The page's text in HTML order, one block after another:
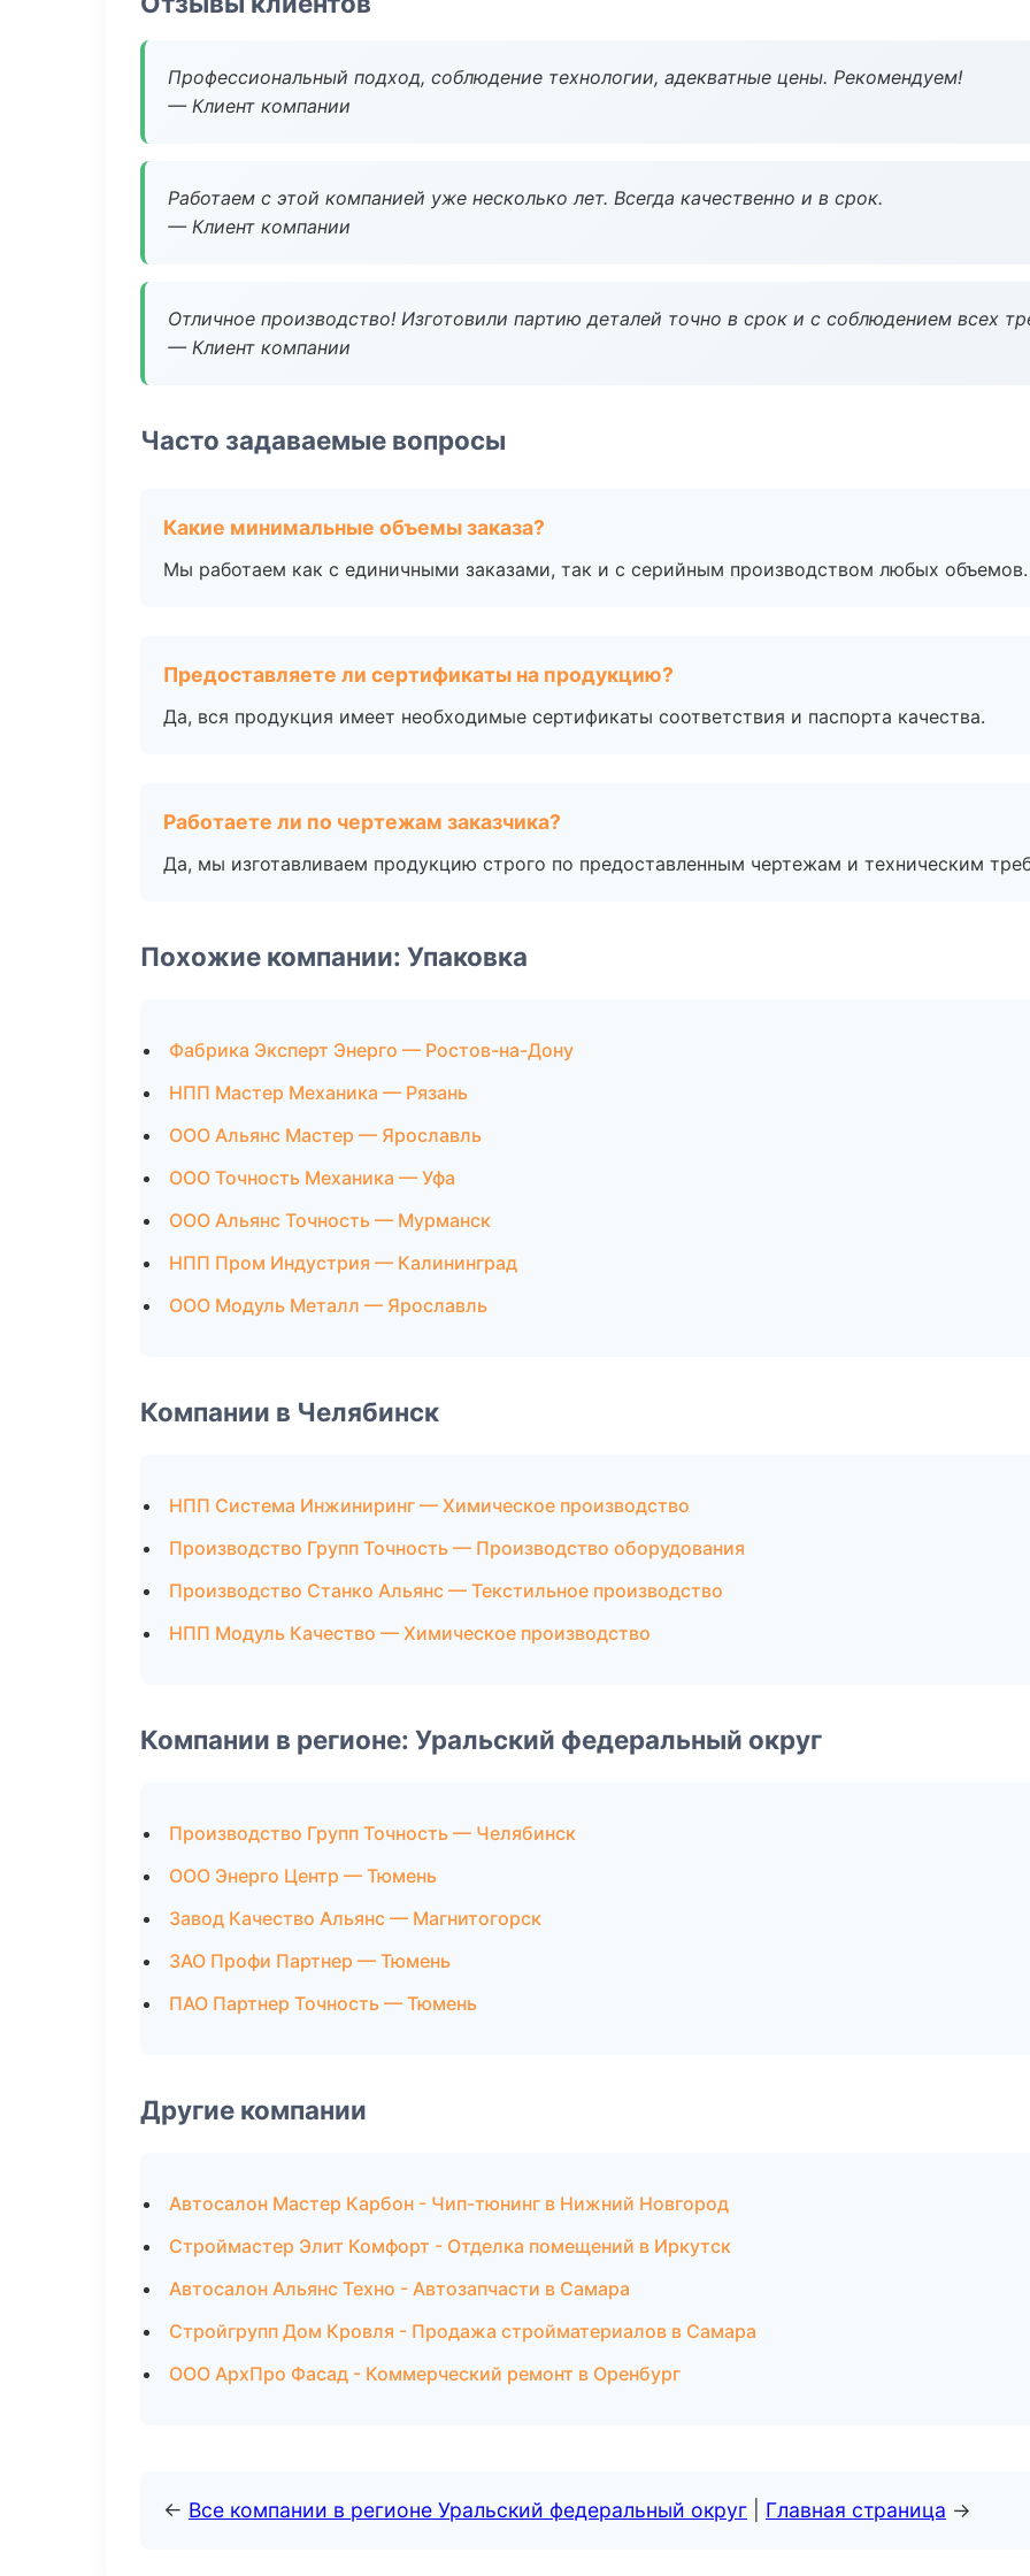
Профессиональный подход, соблюдение технологии, адекватные цены. Рекомендуем!
— Клиент компании
Работаем с этой компанией уже несколько лет. Всегда качественно и в срок.
— Клиент компании
Отличное производство! Изготовили партию деталей точно в срок и с соблюдением всех
— Клиент компании
Часто задаваемые вопросы
Какие минимальные объемы заказа?
Мы работаем как с единичными заказами, так и с серийным производством любых объемов.
Предоставляете ли сертификаты на продукцию?
Да, вся продукция имеет необходимые сертификаты соответствия и паспорта качества.
Работаете ли по чертежам заказчика?
Да, мы изготавливаем продукцию строго по предоставленным чертежам и техническим
Похожие компании: Упаковка
Фабрика Эксперт Энерго — Ростов-на-Дону
НПП Мастер Механика — Рязань
ООО Альянс Мастер — Ярославль
ООО Точность Механика — Уфа
ООО Альянс Точность — Мурманск
НПП Пром Индустрия — Калининград
ООО Модуль Металл — Ярославль
Компании в Челябинск
НПП Система Инжиниринг — Химическое производство
Производство Групп Точность — Производство оборудования
Производство Станко Альянс — Текстильное производство
НПП Модуль Качество — Химическое производство
Компании в регионе: Уральский федеральный округ
Производство Групп Точность — Челябинск
ООО Энерго Центр — Тюмень
Завод Качество Альянс — Магнитогорск
ЗАО Профи Партнер — Тюмень
ПАО Партнер Точность — Тюмень
Другие компании
Автосалон Мастер Карбон - Чип-тюнинг в Нижний Новгород
Строймастер Элит Комфорт - Отделка помещений в Иркутск
Автосалон Альянс Техно - Автозапчасти в Самара
Стройгрупп Дом Кровля - Продажа стройматериалов в Самара
ООО АрхПро Фасад - Коммерческий ремонт в Оренбург
← Все компании в регионе Уральский федеральный округ Главная страница →